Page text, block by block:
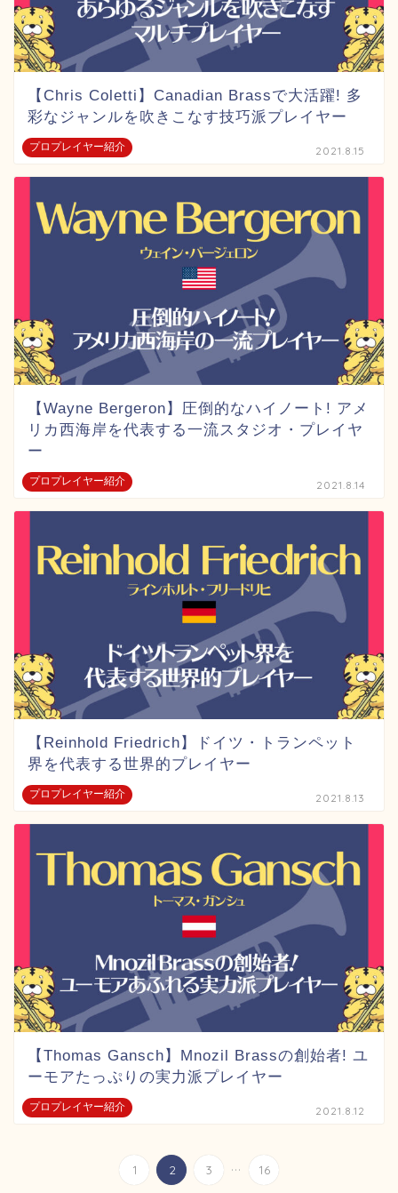
プロプレイヤー紹介
【Chris Coletti】Canadian Brassで大活躍! 多
彩なジャンルを吹きこなす技巧派プレイヤー
2021.8.15
プロプレイヤー紹介
【Wayne Bergeron】圧倒的なハイノート! アメ
リカ西海岸を代表する一流スタジオ・プレイヤ
ー
2021.8.14
プロプレイヤー紹介
【Reinhold Friedrich】ドイツ・トランペット
界を代表する世界的プレイヤー
2021.8.13
プロプレイヤー紹介
【Thomas Gansch】Mnozil Brassの創始者! ユ
ーモアたっぷりの実力派プレイヤー
2021.8.12
1 2 3 ... 16